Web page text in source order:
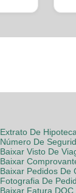
Extrato De
Número De
Baixar Visto De
Baixar
Baixar Pedidos De
Fotografia De
Baixar Fatura DOC